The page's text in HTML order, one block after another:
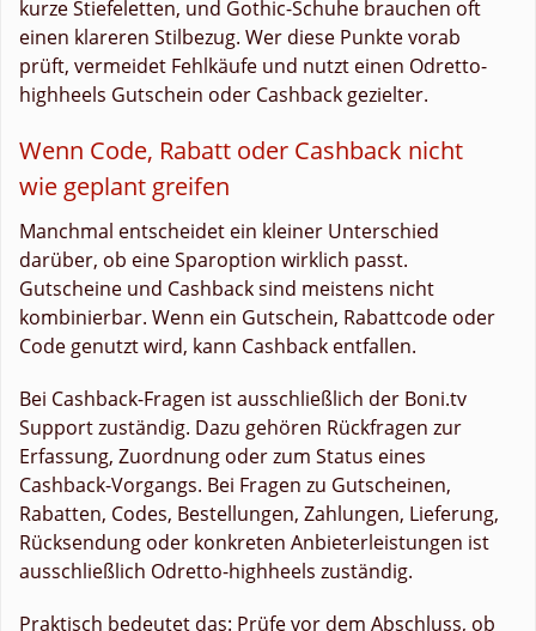
kurze Stiefeletten, und Gothic-Schuhe brauchen oft
einen klareren Stilbezug. Wer diese Punkte vorab
prüft, vermeidet Fehlkäufe und nutzt einen Odretto-
highheels Gutschein oder Cashback gezielter.
Wenn Code, Rabatt oder Cashback nicht
wie geplant greifen
Manchmal entscheidet ein kleiner Unterschied
darüber, ob eine Sparoption wirklich passt.
Gutscheine und Cashback sind meistens nicht
kombinierbar. Wenn ein Gutschein, Rabattcode oder
Code genutzt wird, kann Cashback entfallen.
Bei Cashback-Fragen ist ausschließlich der Boni.tv
Support zuständig. Dazu gehören Rückfragen zur
Erfassung, Zuordnung oder zum Status eines
Cashback-Vorgangs. Bei Fragen zu Gutscheinen,
Rabatten, Codes, Bestellungen, Zahlungen, Lieferung,
Rücksendung oder konkreten Anbieterleistungen ist
ausschließlich Odretto-highheels zuständig.
Praktisch bedeutet das: Prüfe vor dem Abschluss, ob